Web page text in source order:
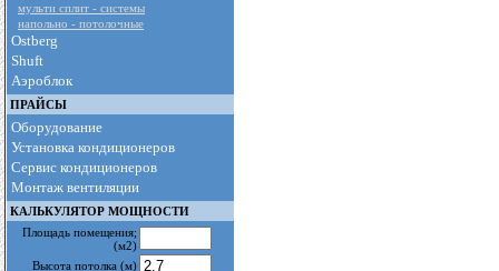
мульти сплит - cистемы
напольно - потолочные
Ostberg
Shuft
Аэроблок
ПРАЙСЫ
Оборудование
Установка кондиционеров
Сервис кондиционеров
Монтаж вентиляции
КАЛЬКУЛЯТОР МОЩНОСТИ
Площадь помещения;
(м2)
Высота потолка (м)